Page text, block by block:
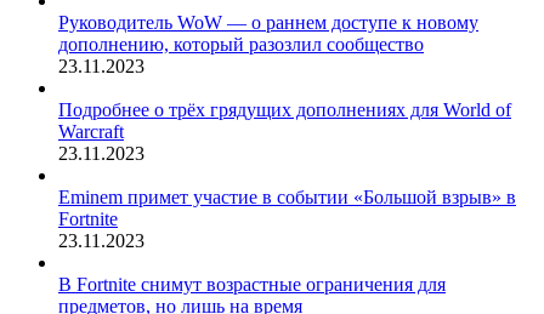
Руководитель WoW — о раннем доступе к новому
дополнению, который разозлил сообщество
23.11.2023
Подробнее о трёх грядущих дополнениях для World of
Warcraft
23.11.2023
Eminem примет участие в событии «Большой взрыв» в
Fortnite
23.11.2023
В Fortnite снимут возрастные ограничения для
предметов, но лишь на время